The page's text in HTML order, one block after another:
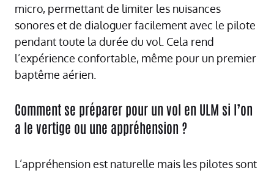
micro, permettant de limiter les nuisances
sonores et de dialoguer facilement avec le pilote
pendant toute la durée du vol. Cela rend
l’expérience confortable, même pour un premier
baptême aérien.
Comment se préparer pour un vol en ULM si l’on
a le vertige ou une appréhension ?
L’appréhension est naturelle mais les pilotes sont